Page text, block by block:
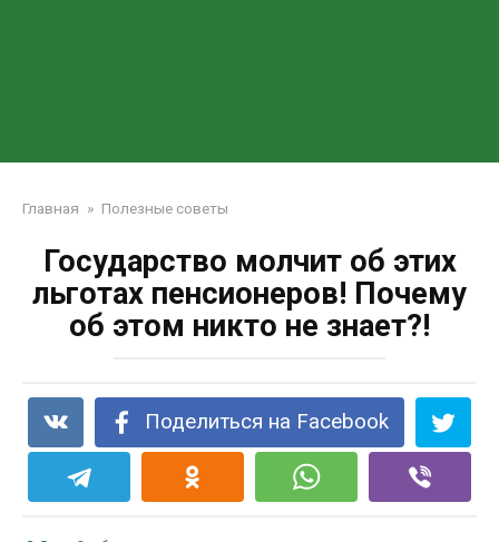
Главная » Полезные советы
Государство молчит об этих
льготах пенсионеров! Почему
об этом никто не знает?!
Поделиться на Facebook